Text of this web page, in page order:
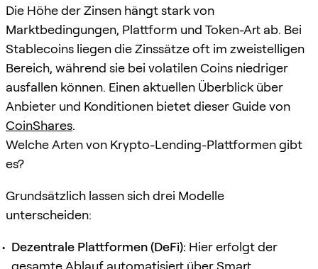
Die Höhe der Zinsen hängt stark von
Marktbedingungen, Plattform und Token-Art ab. Bei
Stablecoins liegen die Zinssätze oft im zweistelligen
Bereich, während sie bei volatilen Coins niedriger
ausfallen können. Einen aktuellen Überblick über
Anbieter und Konditionen bietet dieser Guide von
CoinShares.
Welche Arten von Krypto-Lending-Plattformen gibt
es?
Grundsätzlich lassen sich drei Modelle
unterscheiden:
Dezentrale Plattformen (DeFi): Hier erfolgt der
gesamte Ablauf automatisiert über Smart